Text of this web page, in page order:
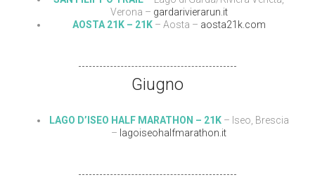
Verona – gardarivierarun.it
AOSTA 21K – 21K– Aosta – aosta21k.com
Giugno
LAGO D’ISEO HALF MARATHON – 21K– Iseo, Brescia
– lagoiseohalfmarathon.it